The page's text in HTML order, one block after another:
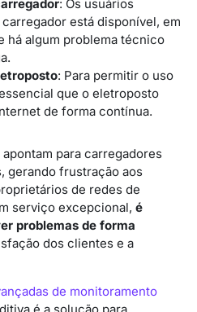
: Os usuários
está disponível, em
há algum problema técnico
: Para permitir o uso
que o eletroposto
de forma contínua.
para carregadores
gerando frustração aos
de redes de
serviço excepcional, é
problemas de forma
dos clientes e a
de monitoramento